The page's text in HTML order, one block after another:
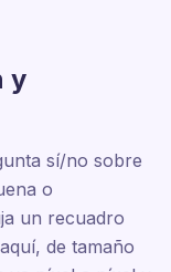
y
sí/no sobre
o
un recuadro
de tamaño